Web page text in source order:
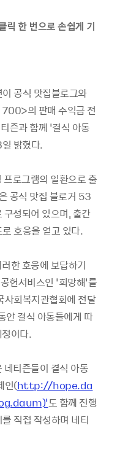
릭 한 번으로 손쉽게 기
공식 맛집블로그와
의 판매 수익금 전
즌과 함께 ‘결식 아동
밝혔다.
로그램의 일환으로 출
공식 맛집 블로거 53
성되어 있으며, 출간
호응을 얻고 있다.
한 호응에 보답하기
헌서비스인 ‘희망해’를
사회복지관협회에 전달
안 결식 아동들에게 따
이다.
티즌들이 결식 아동
인(http://hope.da
도 함께 진행
직접 작성하며 네티